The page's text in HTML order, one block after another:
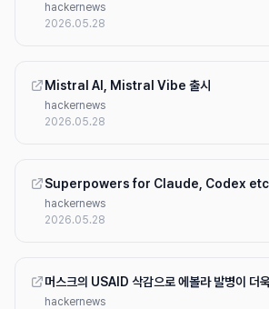
hackernews
2026.05.28
Mistral AI, Mistral Vibe 출시
hackernews
2026.05.28
Superpowers for Claude, Codex
hackernews
2026.05.28
머스크의 USAID 삭감으로 에볼라 발병이 더
hackernews